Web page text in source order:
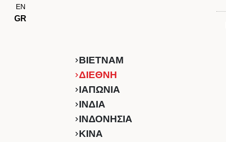
EN
GR
ΒΙΕΤΝΑΜ
ΔΙΕΘΝΗ
ΙΑΠΩΝΙΑ
ΙΝΔΙΑ
ΙΝΔΟΝΗΣΙΑ
ΚINA